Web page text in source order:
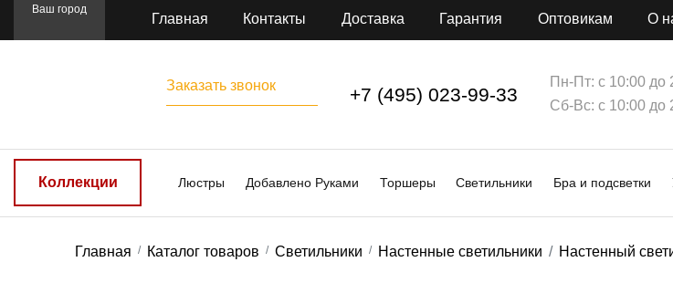
Ваш город
Главная Контакты Доставка Гарантия Оптовикам О
Заказать звонок +7 (495) 023-99-33
Пн-Пт: с 10:00 до
Сб-Вс: с 10:00 до
Коллекции Люстры Добавлено Руками Торшеры Светильники Бра и подсветки
Главная Каталог товаров Светильники Настенные светильники Настенный